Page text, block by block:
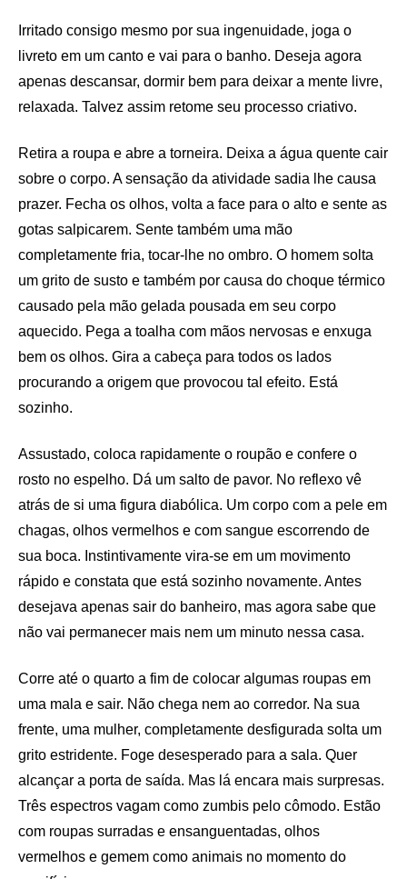
Irritado consigo mesmo por sua ingenuidade, joga o
livreto em um canto e vai para o banho. Deseja agora
apenas descansar, dormir bem para deixar a mente livre,
relaxada. Talvez assim retome seu processo criativo.
Retira a roupa e abre a torneira. Deixa a água quente cair
sobre o corpo. A sensação da atividade sadia lhe causa
prazer. Fecha os olhos, volta a face para o alto e sente as
gotas salpicarem. Sente também uma mão
completamente fria, tocar-lhe no ombro. O homem solta
um grito de susto e também por causa do choque térmico
causado pela mão gelada pousada em seu corpo
aquecido. Pega a toalha com mãos nervosas e enxuga
bem os olhos. Gira a cabeça para todos os lados
procurando a origem que provocou tal efeito. Está
sozinho.
Assustado, coloca rapidamente o roupão e confere o
rosto no espelho. Dá um salto de pavor. No reflexo vê
atrás de si uma figura diabólica. Um corpo com a pele em
chagas, olhos vermelhos e com sangue escorrendo de
sua boca. Instintivamente vira-se em um movimento
rápido e constata que está sozinho novamente. Antes
desejava apenas sair do banheiro, mas agora sabe que
não vai permanecer mais nem um minuto nessa casa.
Corre até o quarto a fim de colocar algumas roupas em
uma mala e sair. Não chega nem ao corredor. Na sua
frente, uma mulher, completamente desfigurada solta um
grito estridente. Foge desesperado para a sala. Quer
alcançar a porta de saída. Mas lá encara mais surpresas.
Três espectros vagam como zumbis pelo cômodo. Estão
com roupas surradas e ensanguentadas, olhos
vermelhos e gemem como animais no momento do